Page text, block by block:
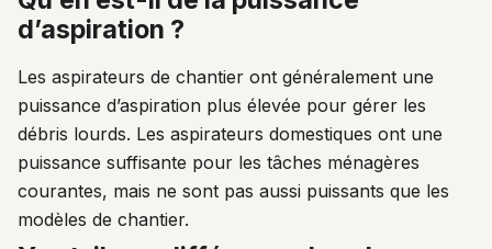
d’aspiration ?
Les aspirateurs de chantier ont généralement une
puissance d’aspiration plus élevée pour gérer les
débris lourds. Les aspirateurs domestiques ont une
puissance suffisante pour les tâches ménagères
courantes, mais ne sont pas aussi puissants que les
modèles de chantier.